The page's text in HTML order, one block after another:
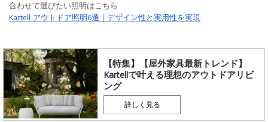
合わせて選びたい照明はこちら
Kartell アウトドア照明6選｜デザイン性と実用性を実現
【特集】【屋外家具最新トレンド】
Kartellで叶える理想のアウトドアリビ
ング
詳しく見る